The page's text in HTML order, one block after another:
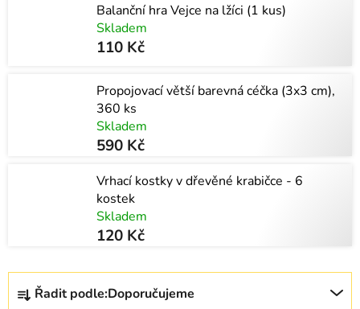
Balanční hra Vejce na lžíci (1 kus)
Skladem
110 Kč
Propojovací větší barevná céčka (3x3 cm),
360 ks
Skladem
590 Kč
Vrhací kostky v dřevěné krabičce - 6
kostek
Skladem
120 Kč
Ř
Řadit podle:Doporučujeme